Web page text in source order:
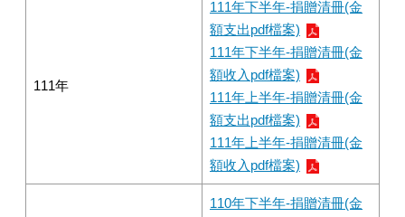
111年
111年下半年-捐贈清冊(金
額支出pdf檔案)
111年下半年-捐贈清冊(金
額收入pdf檔案)
111年上半年-捐贈清冊(金
額支出pdf檔案)
111年上半年-捐贈清冊(金
額收入pdf檔案)
110年下半年-捐贈清冊(金